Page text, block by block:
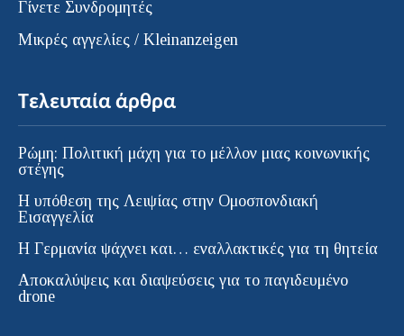
Γίνετε Συνδρομητές
Μικρές αγγελίες / Kleinanzeigen
Τελευταία άρθρα
Ρώμη: Πολιτική μάχη για το μέλλον μιας κοινωνικής
στέγης
Η υπόθεση της Λειψίας στην Ομοσπονδιακή
Εισαγγελία
H Γερμανία ψάχνει και… εναλλακτικές για τη θητεία
Αποκαλύψεις και διαψεύσεις για το παγιδευμένο
drone